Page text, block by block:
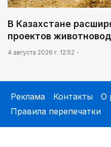
В Казахстане
проектов
4 августа 2026 г. 12:52
Реклама Контакты
О
Правила перепечатки